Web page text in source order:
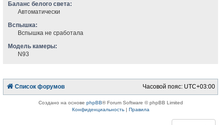
Баланс белого света:
Автоматически
Вспышка:
Вспышка не сработала
Модель камеры:
N93
Список форумов Часовой пояс: UTC+03:00
Создано на основе phpBB® Forum Software © phpBB Limited
Конфиденциальность| Правила